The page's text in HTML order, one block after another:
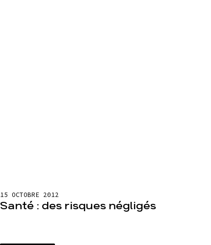
15 OCTOBRE 2012
Santé : des risques négligés